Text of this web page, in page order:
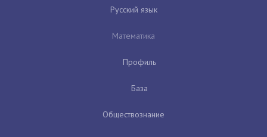
Русский язык
Математика
Профиль
База
Обществознание